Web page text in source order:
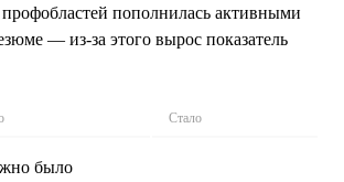
пополнилась активными
— из-за этого вырос показатель
Стало
было